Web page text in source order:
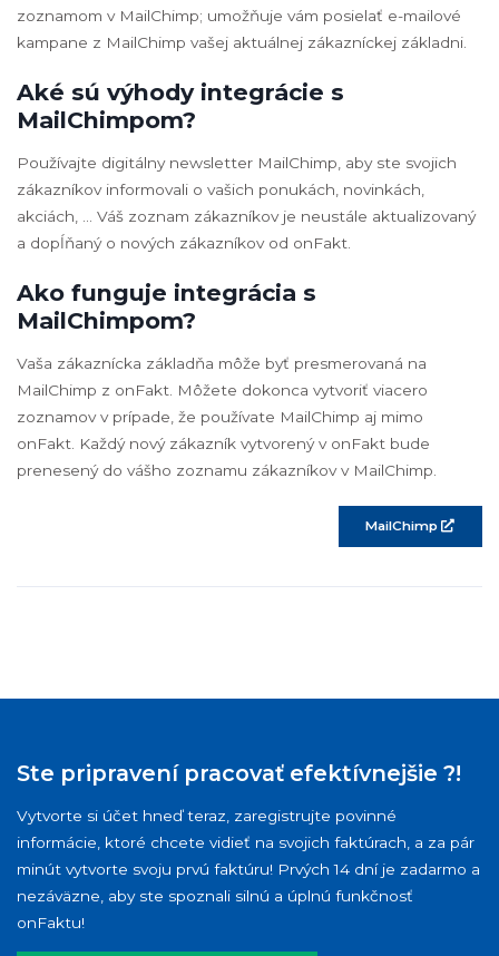
zoznamom v MailChimp; umožňuje vám posielať e-mailové
kampane z MailChimp vašej aktuálnej zákazníckej základni.
Aké sú výhody integrácie s
MailChimpom?
Používajte digitálny newsletter MailChimp, aby ste svojich
zákazníkov informovali o vašich ponukách, novinkách,
akciách, ... Váš zoznam zákazníkov je neustále aktualizovaný
a dopĺňaný o nových zákazníkov od onFakt.
Ako funguje integrácia s
MailChimpom?
Vaša zákaznícka základňa môže byť presmerovaná na
MailChimp z onFakt. Môžete dokonca vytvoriť viacero
zoznamov v prípade, že používate MailChimp aj mimo
onFakt. Každý nový zákazník vytvorený v onFakt bude
prenesený do vášho zoznamu zákazníkov v MailChimp.
MailChimp
Ste pripravení pracovať efektívnejšie ?!
Vytvorte si účet hneď teraz, zaregistrujte povinné
informácie, ktoré chcete vidieť na svojich faktúrach, a za pár
minút vytvorte svoju prvú faktúru! Prvých 14 dní je zadarmo a
nezáväzne, aby ste spoznali silnú a úplnú funkčnosť
onFaktu!